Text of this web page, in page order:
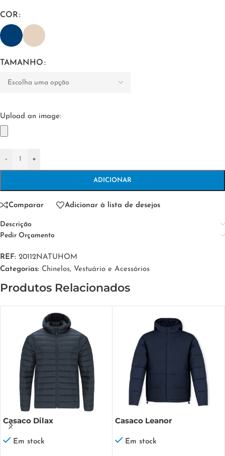
COR
TAMANHO
Upload an image:
- +
ADICIONAR
Comparar Adicionar à lista de desejos
Descrição
Pedir Orçamento
REF: 20112NATUHOM
Categorias: Chinelos, Vestuário e Acessórios
Produtos Relacionados
Casaco Dilax
Em stock
Casaco Leanor
Em stock